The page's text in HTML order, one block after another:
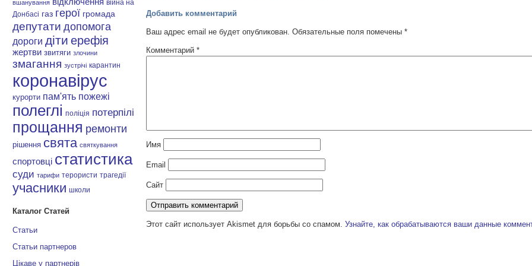
вшанування
війна на
Донбасі газ герої громада
депутати допомога
дороги діти ерефія
жертви звитяги злочини
змагання зустрічі карантин
коронавірус
курорти пам'ять пожежі
полеглі поліція потерпілі
прощання ремонти
рішення свята святкування
спортовці статистика
суди тарифи терористи трагедії
учасники школи
Каталог Статей
Статьи
Статьи партнеров
Цікаве у партнерів
Добавить комментарий
Ваш адрес email не будет опубликован. Обязательные поля помечены*
Комментарий*
Имя
Email
Сайт
Этот сайт использует Akismet для борьбы со спамом.Узнайте, как обрабатываются ваши данные